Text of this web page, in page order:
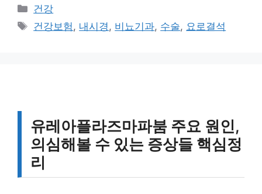
카
테
건강
태
건강보험, 내시경, 비뇨기과, 수술, 요로결석
유레아플라즈마파붐 주요 원인,
의심해볼 수 있는 증상들 핵심정
리